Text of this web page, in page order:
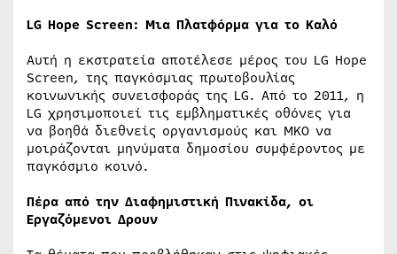
LG Hope Screen: Μια Πλατφόρμα για το Καλό
Αυτή η εκστρατεία αποτέλεσε μέρος του LG Hope
Screen, της παγκόσμιας πρωτοβουλίας
κοινωνικής συνεισφοράς της LG. Από το 2011, η
LG χρησιμοποιεί τις εμβληματικές οθόνες για
να βοηθά διεθνείς οργανισμούς και ΜΚΟ να
μοιράζονται μηνύματα δημοσίου συμφέροντος με
παγκόσμιο κοινό.
Πέρα από την Διαφημιστική Πινακίδα, οι
Εργαζόμενοι Δρουν